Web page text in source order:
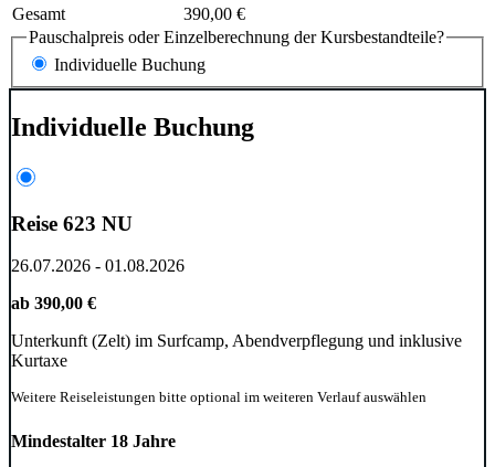
Gesamt
390,00 €
Pauschalpreis oder Einzelberechnung der Kursbestandteile?
Individuelle Buchung
Individuelle Buchung
Reise 623 NU
26.07.2026 - 01.08.2026
ab 390,00 €
Unterkunft (Zelt) im Surfcamp, Abendverpflegung und inklusive
Kurtaxe
Weitere Reiseleistungen bitte optional im weiteren Verlauf auswählen
Mindestalter 18 Jahre